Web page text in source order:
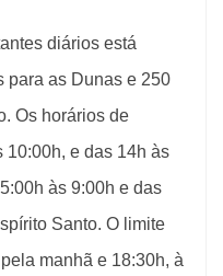
diários está
para as Dunas e 250
Os horários de
10:00h, e das 14h às
às 9:00h e das
Santo. O limite
manhã e 18:30h, à